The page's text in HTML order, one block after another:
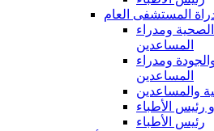
المستشفى العام
ومدراء
المساعدين
ومدراء
المساعدين
والمساعدين
رئيس الأطباء
رئيس الأطباء